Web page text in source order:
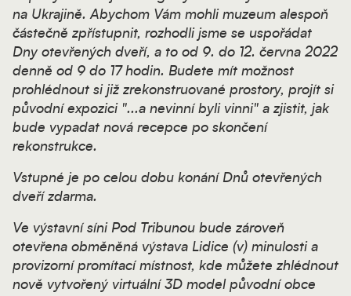
na Ukrajině. Abychom Vám mohli muzeum alespoň
částečně zpřístupnit, rozhodli jsme se uspořádat
Dny otevřených dveří, a to od 9. do 12. června 2022
denně od 9 do 17 hodin. Budete mít možnost
prohlédnout si již zrekonstruované prostory, projít si
původní expozici "...a nevinní byli vinni" a zjistit, jak
bude vypadat nová recepce po skončení
rekonstrukce.
Vstupné je po celou dobu konání Dnů otevřených
dveří zdarma.
Ve výstavní síni Pod Tribunou bude zároveň
otevřena obměněná výstava Lidice (v) minulosti a
provizorní promítací místnost, kde můžete zhlédnout
nově vytvořený virtuální 3D model původní obce